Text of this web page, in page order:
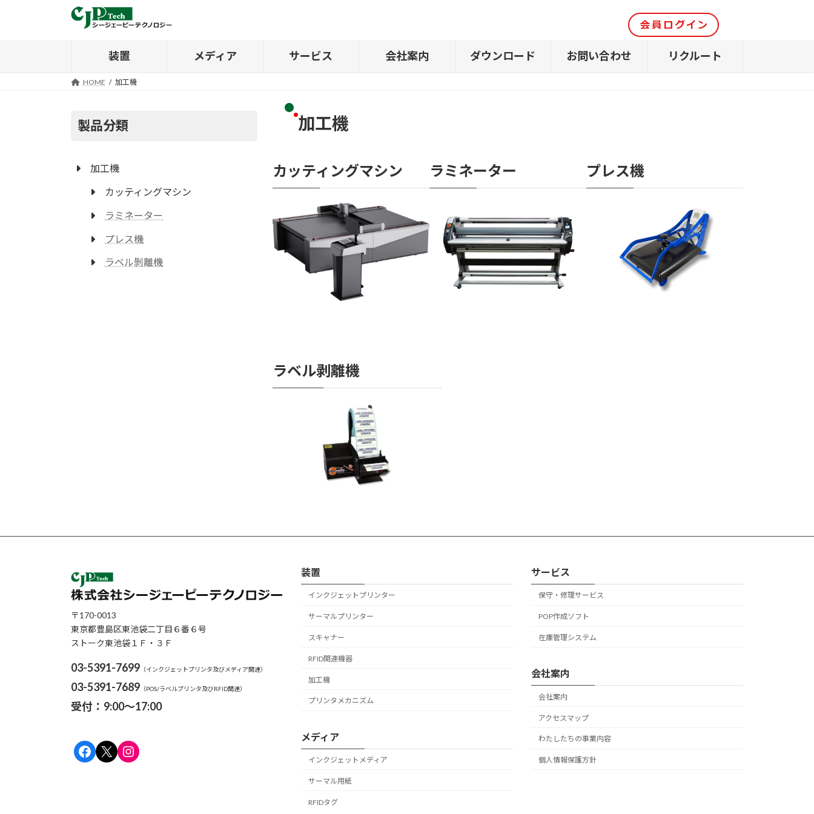
装置 メディア サービス 会社案内 ダウンロード お問い合わせ リクルート
HOME 加工機
加工機
カッティングマシン ラミネーター プレス機
ラベル剥離機
製品分類
加工機
カッティングマシン
ラミネーター
プレス機
ラベル剝離機
〒170-0013
東京都豊島区東池袋二丁目６番６号
ストーク東池袋１Ｆ・３Ｆ
03-5391-7699 （インクジェットプリンタ及びメディア関連）
03-5391-7689 （POS/ラベルプリンタ及びRFID関連）
受付：9:00～17:00
Facebook
X Instagram
装置
インクジェットプリンター
サーマルプリンター
スキャナー
RFID関連機器
加工機
プリンタメカニズム
メディア
インクジェットメディア
サーマル用紙
RFIDタグ
サービス
保守・修理サービス
POP作成ソフト
在庫管理システム
会社案内
会社案内
アクセスマップ
わたしたちの事業内容
個人情報保護方針